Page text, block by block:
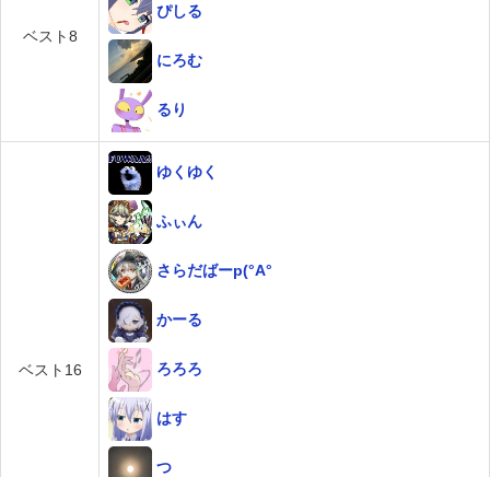
ベスト8
ぴしる
にろむ
るり
ベスト16
ゆくゆく
ふぃん
さらだばーp(°A°
かーる
ろろろ
はす
つ